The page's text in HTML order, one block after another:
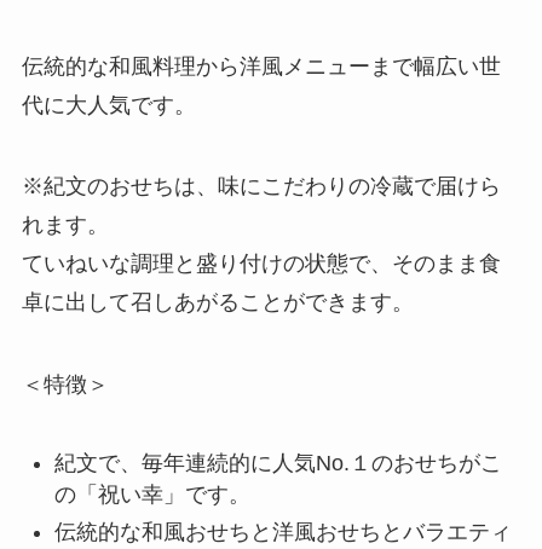
伝統的な和風料理から洋風メニューまで幅広い世
代に大人気です。
※紀文のおせちは、味にこだわりの冷蔵で届けら
れます。
ていねいな調理と盛り付けの状態で、そのまま食
卓に出して召しあがることができます。
＜特徴＞
紀文で、毎年連続的に人気No.１のおせちがこ
の「祝い幸」です。
伝統的な和風おせちと洋風おせちとバラエティ